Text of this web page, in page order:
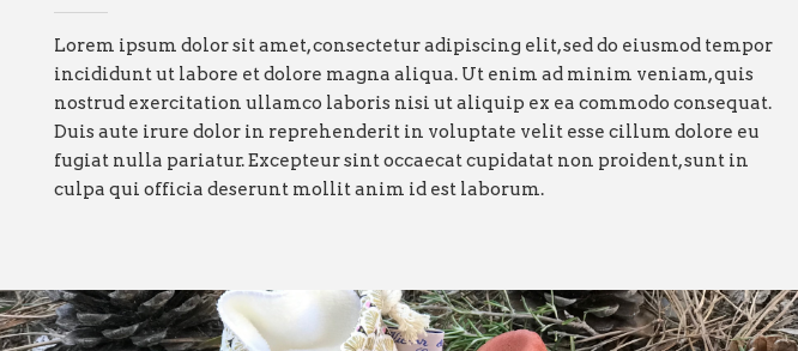
Lorem ipsum dolor sit amet, consectetur adipiscing elit, sed do eiusmod tempor
incididunt ut labore et dolore magna aliqua. Ut enim ad minim veniam, quis
nostrud exercitation ullamco laboris nisi ut aliquip ex ea commodo consequat.
Duis aute irure dolor in reprehenderit in voluptate velit esse cillum dolore eu
fugiat nulla pariatur. Excepteur sint occaecat cupidatat non proident, sunt in
culpa qui officia deserunt mollit anim id est laborum.